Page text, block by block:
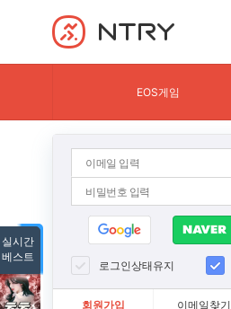
NTRY
EOS게임
로그인상태유지
회원가입 이메일찾기
실시간
베스트